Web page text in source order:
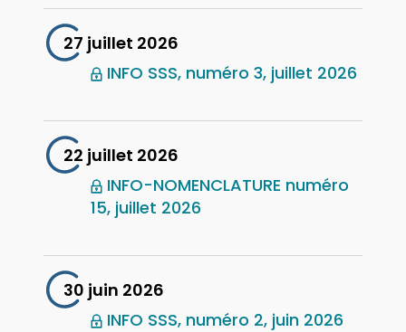
27 juillet 2026
INFO SSS, numéro 3, juillet 2026
22 juillet 2026
INFO-NOMENCLATURE numéro
15, juillet 2026
30 juin 2026
INFO SSS, numéro 2, juin 2026